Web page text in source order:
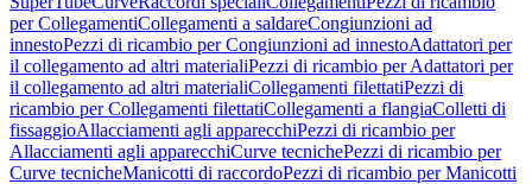
per CollegamentiCollegamenti a saldareCongiunzioni ad
innestoPezzi di ricambio per Congiunzioni ad innestoAdattatori per
il collegamento ad altri materialiPezzi di ricambio per Adattatori per
il collegamento ad altri materialiCollegamenti filettatiPezzi di
ricambio per Collegamenti filettatiCollegamenti a flangiaColletti di
fissaggioAllacciamenti agli apparecchiPezzi di ricambio per
Allacciamenti agli apparecchiCurve tecnichePezzi di ricambio per
Curve tecnicheManicotti di raccordoPezzi di ricambio per Manicotti